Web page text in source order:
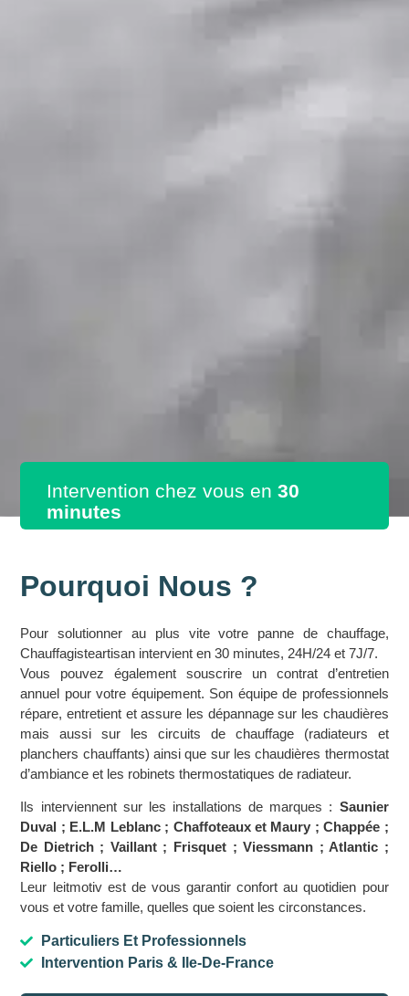
Intervention chez vous en 30
minutes
Pourquoi Nous ?
Pour solutionner au plus vite votre panne de chauffage,
Chauffagisteartisan intervient en 30 minutes, 24H/24 et 7J/7.
Vous pouvez également souscrire un contrat d’entretien
annuel pour votre équipement. Son équipe de professionnels
répare, entretient et assure les dépannage sur les chaudières
mais aussi sur les circuits de chauffage (radiateurs et
planchers chauffants) ainsi que sur les chaudières thermostat
d’ambiance et les robinets thermostatiques de radiateur.
Ils interviennent sur les installations de marques : Saunier
Duval ; E.L.M Leblanc ; Chaffoteaux et Maury ; Chappée ;
De Dietrich ; Vaillant ; Frisquet ; Viessmann ; Atlantic ;
Riello ; Ferolli…
Leur leitmotiv est de vous garantir confort au quotidien pour
vous et votre famille, quelles que soient les circonstances.
Particuliers Et Professionnels
Intervention Paris & Ile-De-France